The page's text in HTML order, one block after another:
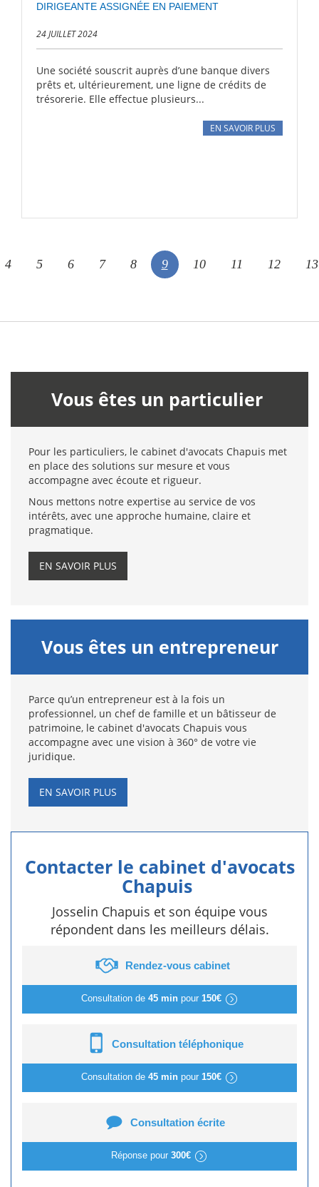
DIRIGEANTE ASSIGNÉE EN PAIEMENT
24 JUILLET 2024
Une société souscrit auprès d’une banque divers
prêts et, ultérieurement, une ligne de crédits de
trésorerie. Elle effectue plusieurs...
EN SAVOIR PLUS
4 5 6 7 8 9 10 11 12 13
Vous êtes un particulier
Pour les particuliers, le cabinet d'avocats Chapuis met
en place des solutions sur mesure et vous
accompagne avec écoute et rigueur.
Nous mettons notre expertise au service de vos
intérêts, avec une approche humaine, claire et
pragmatique.
EN SAVOIR PLUS
Vous êtes un entrepreneur
Parce qu’un entrepreneur est à la fois un
professionnel, un chef de famille et un bâtisseur de
patrimoine, le cabinet d'avocats Chapuis vous
accompagne avec une vision à 360° de votre vie
juridique.
EN SAVOIR PLUS
Contacter le cabinet d'avocats
Chapuis
Josselin Chapuis et son équipe vous
répondent dans les meilleurs délais.
Rendez-vous cabinet
Consultation de 45 minpour 150€
Consultation téléphonique
Consultation de 45 minpour 150€
Consultation écrite
Réponse pour 300€